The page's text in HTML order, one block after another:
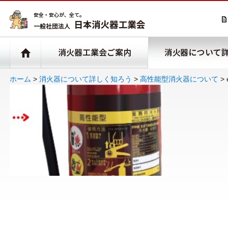
ホーム > 消火器について詳しく知ろう > 高性能型消火器について >